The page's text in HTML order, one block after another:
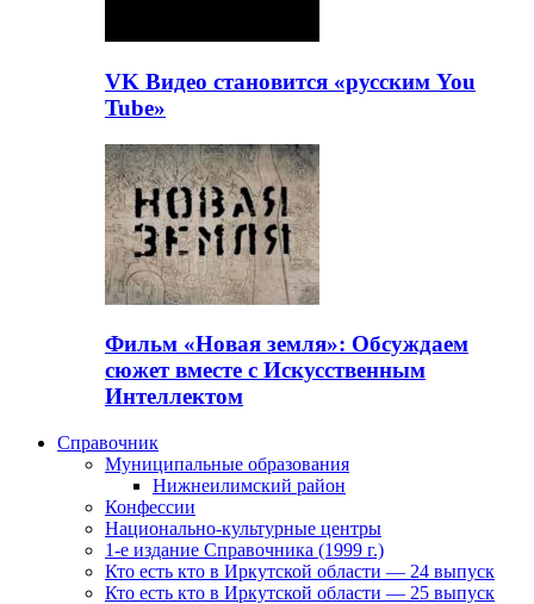
VK Видео становится «русским You
Tube»
Фильм «Новая земля»: Обсуждаем
сюжет вместе с Искусственным
Интеллектом
Справочник
Муниципальные образования
Нижнеилимский район
Конфессии
Национально-культурные центры
1-е издание Справочника (1999 г.)
Кто есть кто в Иркутской области — 24 выпуск
Кто есть кто в Иркутской области — 25 выпуск